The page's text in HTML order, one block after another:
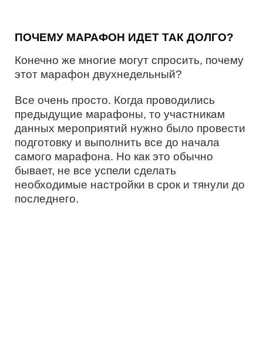
ПОЧЕМУ МАРАФОН ИДЕТ ТАК ДОЛГО?
Конечно же многие могут спросить, почему
этот марафон двухнедельный?
Все очень просто. Когда проводились
предыдущие марафоны, то участникам
данных мероприятий нужно было провести
подготовку и выполнить все до начала
самого марафона. Но как это обычно
бывает, не все успели сделать
необходимые настройки в срок и тянули до
последнего.